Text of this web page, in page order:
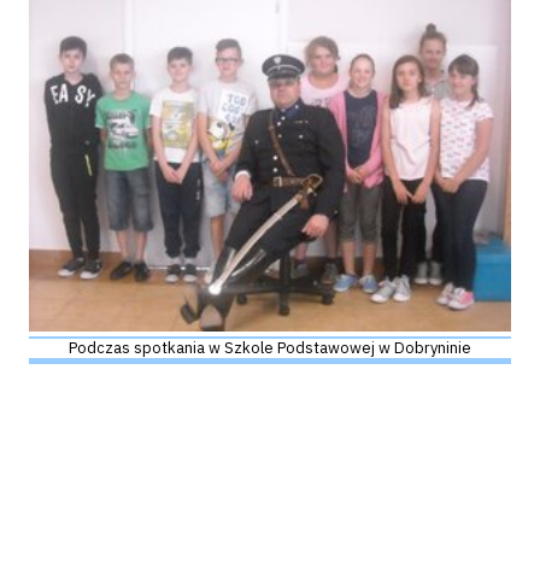
Podczas spotkania w Szkole Podstawowej w Dobryninie